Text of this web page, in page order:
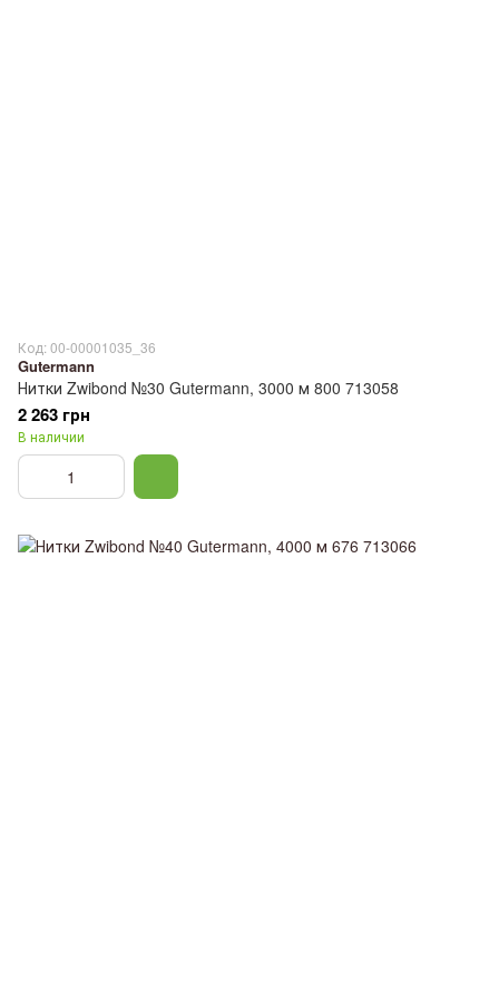
Код: 00-00001035_36
Gutermann
Нитки Zwibond №30 Gutermann, 3000 м 800 713058
2 263 грн
В наличии